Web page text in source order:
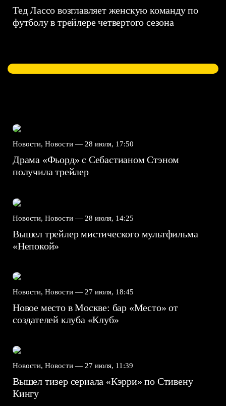
Тед Лассо возглавляет женскую команду по
футболу в трейлере четвертого сезона
Новости, Новости — 28 июля, 17:50
Драма «Фьорд» с Себастианом Стэном
получила трейлер
Новости, Новости — 28 июля, 14:25
Вышел трейлер мистического мультфильма
«Непокой»
Новости, Новости — 27 июля, 18:45
Новое место в Москве: бар «Место» от
создателей клуба «Клуб»
Новости, Новости — 27 июля, 11:39
Вышел тизер сериала «Кэрри» по Стивену
Кингу